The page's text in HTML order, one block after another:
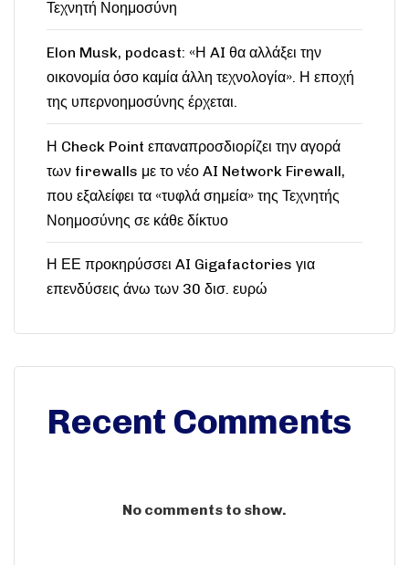
Τεχνητή Νοημοσύνη
Elon Musk, podcast: «Η AI θα αλλάξει την
οικονομία όσο καμία άλλη τεχνολογία». Η εποχή
της υπερνοημοσύνης έρχεται.
Η Check Point επαναπροσδιορίζει την αγορά
των firewalls με το νέο AI Network Firewall,
που εξαλείφει τα «τυφλά σημεία» της Τεχνητής
Νοημοσύνης σε κάθε δίκτυο
Η ΕΕ προκηρύσσει AI Gigafactories για
επενδύσεις άνω των 30 δισ. ευρώ
Recent Comments
No comments to show.